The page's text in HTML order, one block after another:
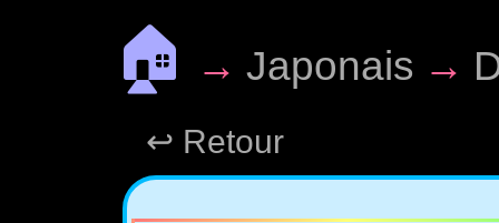
🏠 → Japonais →
↩ Retour